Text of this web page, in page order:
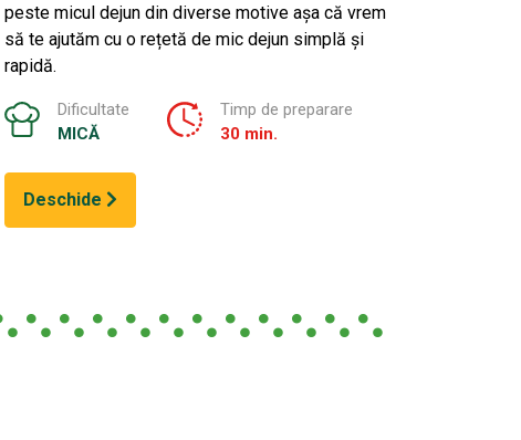
peste micul dejun din diverse motive așa că vrem
să te ajutăm cu o rețetă de mic dejun simplă și
rapidă.
Dificultate
MICĂ
Timp de preparare
30 min.
Deschide